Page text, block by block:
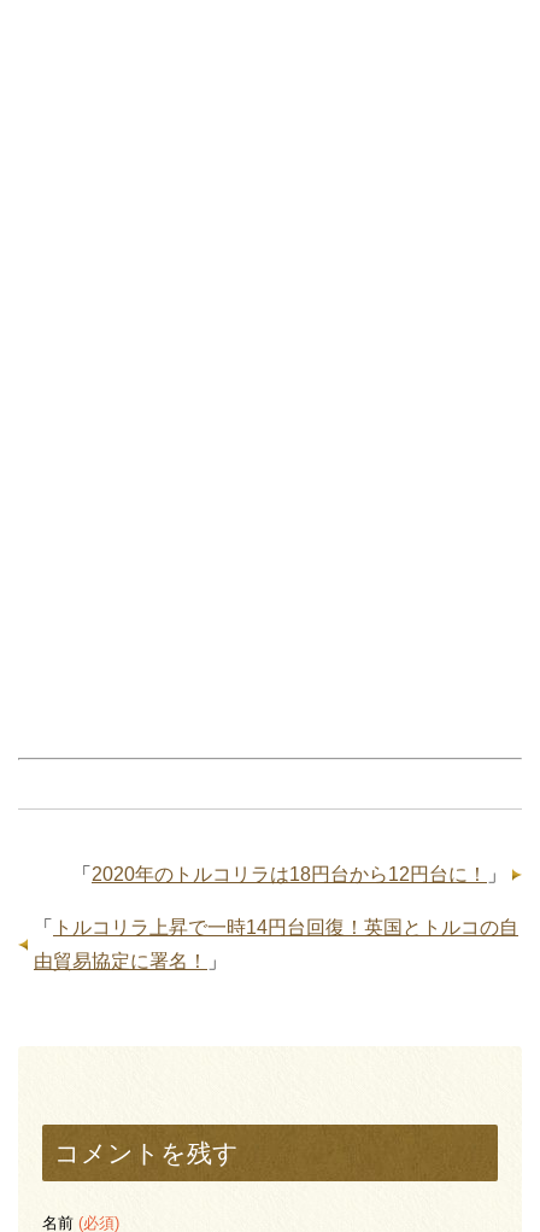
「 2020年のトルコリラは18円台から12円台に！ 」
「
トルコリラ上昇で一時14円台回復！英国とトルコの自
由貿易協定に署名！
」
コメントを残す
名前 (必須)